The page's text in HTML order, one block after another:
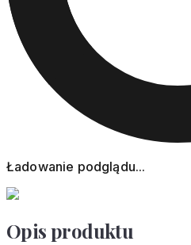
Ładowanie podglądu...
Opis produktu